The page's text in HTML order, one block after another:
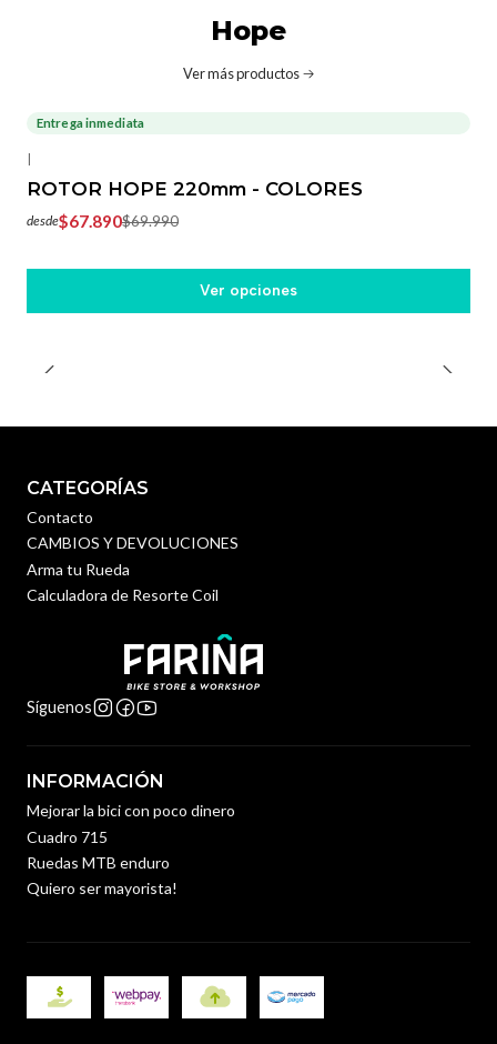
Hope
Ver más productos
Entrega inmediata
|
ROTOR HOPE 220mm - COLORES
desde$67.890$69.990
Ver opciones
CATEGORÍAS
Contacto
CAMBIOS Y DEVOLUCIONES
Arma tu Rueda
Calculadora de Resorte Coil
Síguenos
INFORMACIÓN
Mejorar la bici con poco dinero
Cuadro 715
Ruedas MTB enduro
Quiero ser mayorista!